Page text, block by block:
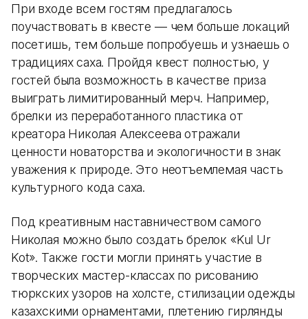
При входе всем гостям предлагалось
поучаствовать в квесте — чем больше локаций
посетишь, тем больше попробуешь и узнаешь о
традициях саха. Пройдя квест полностью, у
гостей была возможность в качестве приза
выиграть лимитированный мерч. Например,
брелки из переработанного пластика от
креатора Николая Алексеева отражали
ценности новаторства и экологичности в знак
уважения к природе. Это неотъемлемая часть
культурного кода саха.
Под креативным наставничеством самого
Николая можно было создать брелок «Kul Ur
Kot». Также гости могли принять участие в
творческих мастер-классах по рисованию
тюркских узоров на холсте, стилизации одежды
казахскими орнаментами, плетению гирлянды